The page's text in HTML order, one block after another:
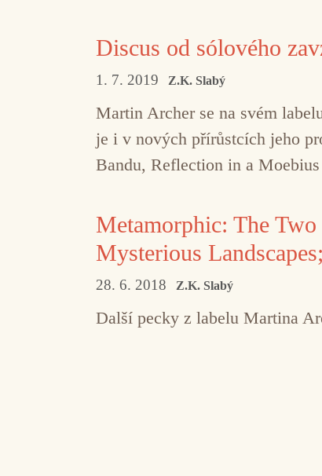
Discus od sólového
1. 7. 2019 Z.K. Slabý
Martin Archer se na svém
je i v nových přírůstcích jeho
Bandu, Reflection in a
Metamorphic: The
Mysterious
28. 6. 2018 Z.K. Slabý
Další pecky z labelu Martina